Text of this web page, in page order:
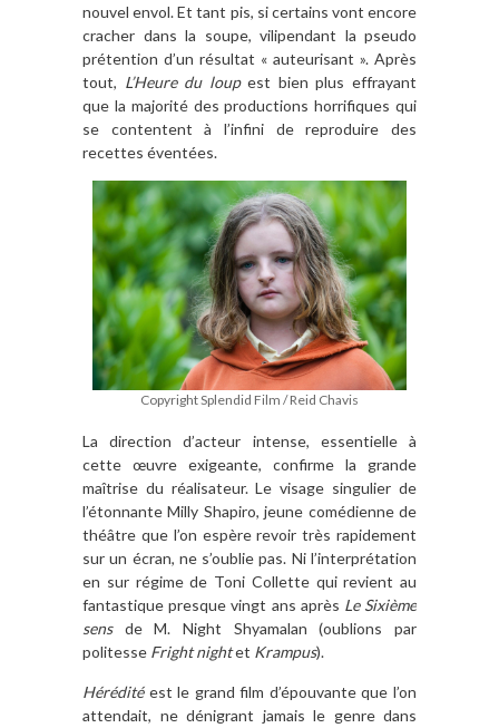
nouvel envol. Et tant pis, si certains vont encore
cracher dans la soupe, vilipendant la pseudo
prétention d’un résultat « auteurisant ». Après
tout, L’Heure du loupest bien plus effrayant
que la majorité des productions horrifiques qui
se contentent à l’infini de reproduire des
recettes éventées.
Copyright Splendid Film / Reid Chavis
La direction d’acteur intense, essentielle à
cette œuvre exigeante, confirme la grande
maîtrise du réalisateur. Le visage singulier de
l’étonnante Milly Shapiro, jeune comédienne de
théâtre que l’on espère revoir très rapidement
sur un écran, ne s’oublie pas. Ni l’interprétation
en sur régime de Toni Collette qui revient au
fantastique presque vingt ans après Le Sixième
sensde M. Night Shyamalan (oublions par
politesse Fright nightet Krampus).
Héréditéest le grand film d’épouvante que l’on
attendait, ne dénigrant jamais le genre dans